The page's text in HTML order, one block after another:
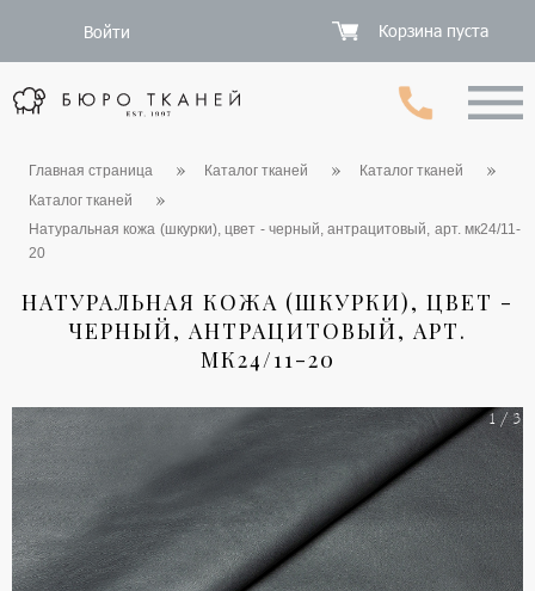
Войти Корзина пуста
Главная страница Каталог тканей
Каталог тканей
Каталог тканей
Натуральная кожа (шкурки), цвет - черный, антрацитовый, арт. мк24/11-
20
НАТУРАЛЬНАЯ КОЖА (ШКУРКИ), ЦВЕТ -
ЧЕРНЫЙ, АНТРАЦИТОВЫЙ, АРТ.
МК24/11-20
1 / 3